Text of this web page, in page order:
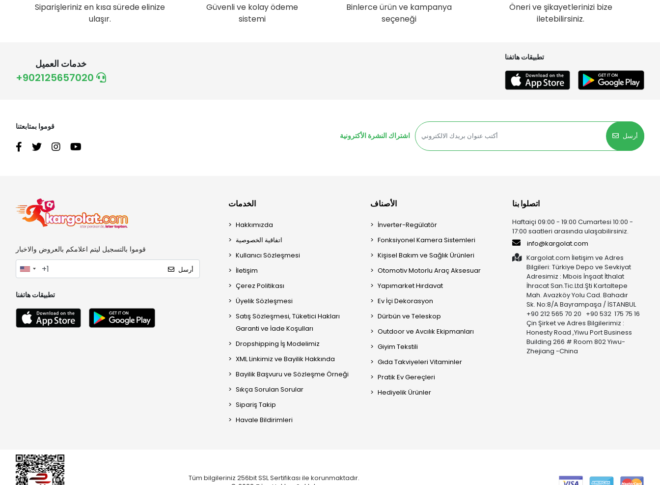
Siparişleriniz en kısa sürede elinize
ulaşır.
Güvenli ve kolay ödeme
sistemi
Binlerce ürün ve kampanya
seçeneği
Öneri ve şikayetlerinizi bize
iletebilirsiniz.
خدمات العميل
+902125657020
تطبيقات هاتفنا
قوموا بمتابعتنا
اشتراك النشرة الأكترونية
أرسل
قوموا بالتسجيل ليتم اعلامكم بالعروض والاخبار
أرسل
تطبيقات هاتفنا
الخدمات
Hakkımızda
اتفاقية الخصوصية
Kullanıcı Sözleşmesi
İletişim
Çerez Politikası
Üyelik Sözleşmesi
Satış Sözleşmesi, Tüketici Hakları
Garanti ve İade Koşulları
Dropshipping İş Modelimiz
XML Linkimiz ve Bayilik Hakkında
Bayilik Başvuru ve Sözleşme Örneği
Sıkça Sorulan Sorular
Sipariş Takip
Havale Bildirimleri
الأصناف
İnverter-Regülatör
Fonksiyonel Kamera Sistemleri
Kişisel Bakım ve Sağlık Ürünleri
Otomotiv Motorlu Araç Aksesuar
Yapımarket Hırdavat
Ev İçi Dekorasyon
Dürbün ve Teleskop
Outdoor ve Avcılık Ekipmanları
Giyim Tekstili
Gıda Takviyeleri Vitaminler
Pratik Ev Gereçleri
Hediyelik Ürünler
اتصلوا بنا
Haftaiçi 09:00 - 19:00 Cumartesi 10:00 -
17:00 saatleri arasında ulaşabilirsiniz.
info@kargolat.com
Kargolat.com İletişim ve Adres
Bilgileri: Türkiye Depo ve Sevkiyat
Adresimiz : Mbois İnşaat İthalat
İhracat San.Tic.Ltd.Şti Kartaltepe
Mah. Avazköy Yolu Cad. Bahadır
Sk. No:8/A Bayrampaşa / İSTANBUL
+90 212 565 70 20 +90 532 175 75 16
Çin Şirket ve Adres Bilgilerimiz :
Honesty Road ,Yiwu Port Business
Building 266 # Room 802 Yiwu-
Zhejiang -China
Tüm bilgileriniz 256bit SSL Sertifikası ile korunmaktadır.